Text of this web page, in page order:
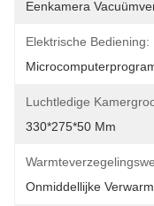
Eenkamera
Elektrische Bediening:
Luchtledige
330*275*50 Mm
Onmiddellijke